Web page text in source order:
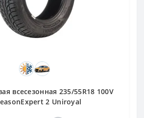
всесезонная 235/55R18 100V
2 Uniroyal